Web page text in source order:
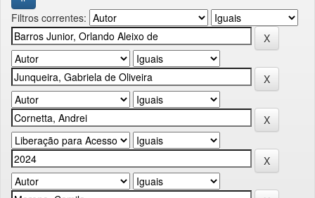
Filtros correntes: